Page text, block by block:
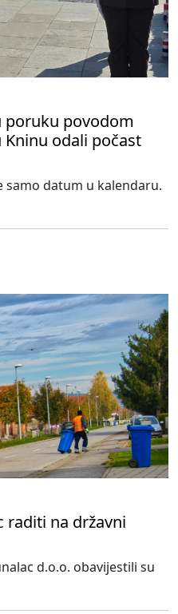
poruku povodom
Kninu odali počast
samo datum u kalendaru.
raditi na državni
d.o.o. obavijestili su